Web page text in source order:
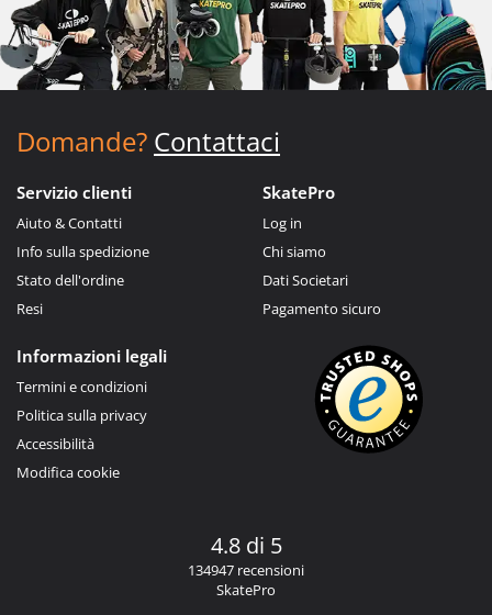
Domande? Contattaci
Servizio clienti
Aiuto & Contatti
Info sulla spedizione
Stato dell'ordine
Resi
SkatePro
Log in
Chi siamo
Dati Societari
Pagamento sicuro
Informazioni legali
Termini e condizioni
Politica sulla privacy
Accessibilità
Modifica cookie
4.8 di 5
134947 recensioni
SkatePro